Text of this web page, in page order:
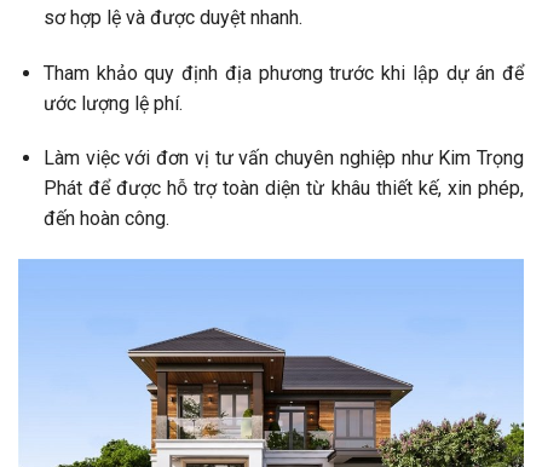
sơ hợp lệ và được duyệt nhanh.
Tham khảo quy định địa phương trước khi lập dự án để
ước lượng lệ phí.
Làm việc với đơn vị tư vấn chuyên nghiệp như Kim Trọng
Phát để được hỗ trợ toàn diện từ khâu thiết kế, xin phép,
đến hoàn công.